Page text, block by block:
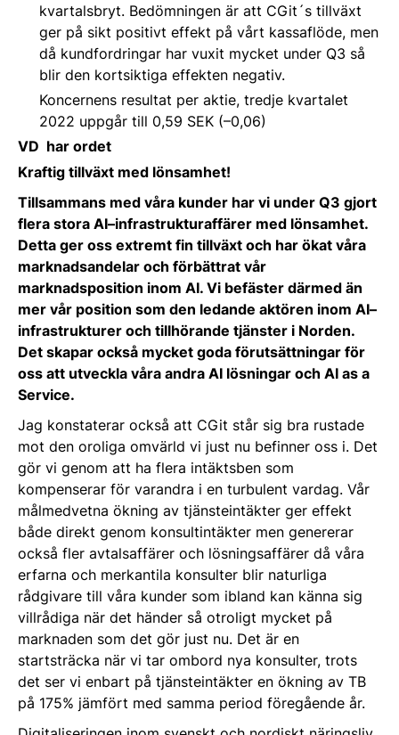
kvartalsbryt. Bedömningen är att CGit´s tillväxt
ger på sikt positivt effekt på vårt kassaflöde, men
då kundfordringar har vuxit mycket under Q3 så
blir den kortsiktiga effekten negativ.
Koncernens resultat per aktie, tredje kvartalet
2022 uppgår till 0,59 SEK (–0,06)
VD har ordet
Kraftig tillväxt med lönsamhet!
Tillsammans med våra kunder har vi under Q3 gjort
flera stora AI–infrastrukturaffärer med lönsamhet.
Detta ger oss extremt fin tillväxt och har ökat våra
marknadsandelar och förbättrat vår
marknadsposition inom AI. Vi befäster därmed än
mer vår position som den ledande aktören inom AI–
infrastrukturer och tillhörande tjänster i Norden.
Det skapar också mycket goda förutsättningar för
oss att utveckla våra andra AI lösningar och AI as a
Service.
Jag konstaterar också att CGit står sig bra rustade
mot den oroliga omvärld vi just nu befinner oss i. Det
gör vi genom att ha flera intäktsben som
kompenserar för varandra i en turbulent vardag. Vår
målmedvetna ökning av tjänsteintäkter ger effekt
både direkt genom konsultintäkter men genererar
också fler avtalsaffärer och lösningsaffärer då våra
erfarna och merkantila konsulter blir naturliga
rådgivare till våra kunder som ibland kan känna sig
villrådiga när det händer så otroligt mycket på
marknaden som det gör just nu. Det är en
startsträcka när vi tar ombord nya konsulter, trots
det ser vi enbart på tjänsteintäkter en ökning av TB
på 175% jämfört med samma period föregående år.